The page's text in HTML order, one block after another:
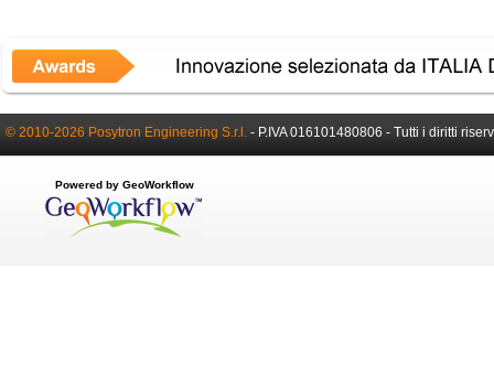
© 2010-2026 Posytron Engineering S.r.l. - P.IVA 016101480806 - Tutti i diritti
Powered by GeoWorkflow